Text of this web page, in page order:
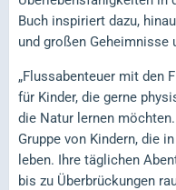
Buch inspiriert dazu,
und großen Geheimnisse
„Flussabenteuer mit den
für Kinder, die gerne
die Natur lernen
Gruppe von Kindern, die
leben. Ihre täglichen
bis zu Überbrückungen